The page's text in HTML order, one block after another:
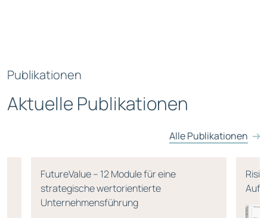
Publikationen
Aktuelle Publikationen
Alle Publikationen
FutureValue – 12 Module für eine
strategische wertorientierte
Unternehmensführung
Auflage